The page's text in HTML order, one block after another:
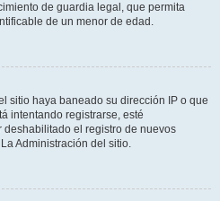
de guardia legal, que permita
de un menor de edad.
sitio haya baneado su dirección IP o que
intentando registrarse, esté
el registro de nuevos
Administración del sitio.